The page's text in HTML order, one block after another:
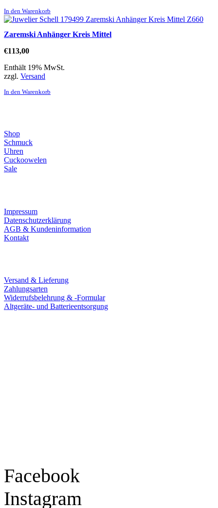
In den Warenkorb
Zaremski Anhänger Kreis Mittel
€113,00
Enthält 19% MwSt.
zzgl. Versand
In den Warenkorb
Shop
Schmuck
Uhren
Cuckoowelen
Sale
Impressum
Datenschutzerklärung
AGB & Kundeninformation
Kontakt
Versand & Lieferung
Zahlungsarten
Widerrufsbelehrung & -Formular
Altgeräte- und Batterieentsorgung
Facebook
Instagram